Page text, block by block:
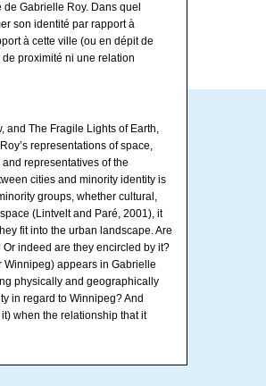
Gabrielle Roy. Dans quel
son identité par rapport à
à cette ville (ou en dépit de
proximité ni une relation
and The Fragile Lights of Earth,
representations of space,
representatives of the
cities and minority identity is
groups, whether cultural,
(Lintvelt and Paré, 2001), it
fit into the urban landscape. Are
indeed are they encircled by it?
Winnipeg) appears in Gabrielle
physically and geographically
in regard to Winnipeg? And
when the relationship that it